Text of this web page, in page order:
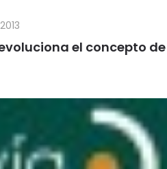
el concepto